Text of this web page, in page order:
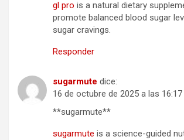
gl pro is a natural dietary
promote balanced blood sugar
sugar cravings.
Responder
sugarmute dice:
16 de octubre de 2025 a las 16:17
** sugarmute**
sugarmute is a science-guided